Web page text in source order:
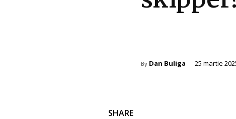
By Dan Buliga 25 martie
SHARE